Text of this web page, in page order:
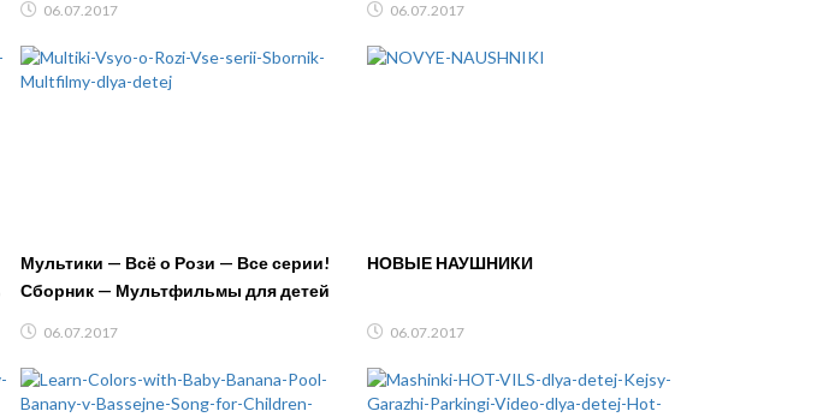
06.07.2017 06.07.2017
Мультики — Всё о Рози — Все серии!
Сборник — Мультфильмы для детей
06.07.2017
НОВЫЕ НАУШНИКИ
06.07.2017